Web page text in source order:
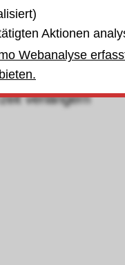
2026
verlängern
Aktionen
Webanalyse